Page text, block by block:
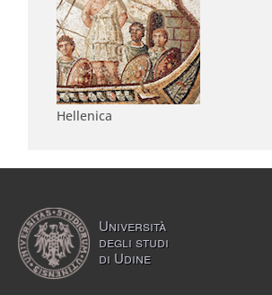
Hellenica
Università
degli studi
di Udine